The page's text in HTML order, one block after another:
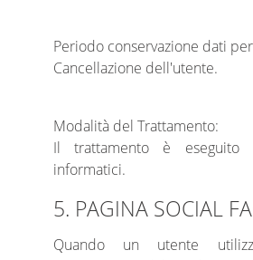
Periodo conservazione dati
Cancellazione dell'utente.
Modalità del Trattamento:
Il trattamento è eseguito
informatici.
5. PAGINA SOCIAL
Quando un utente